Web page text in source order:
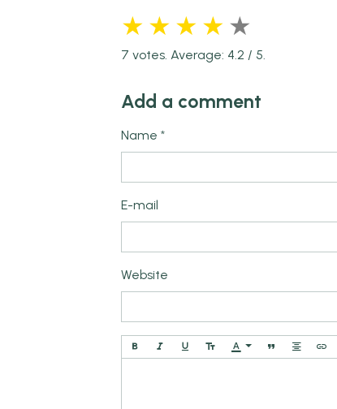
★ ★ ★ ★ ★
7 votes. Average: 4.2 / 5.
Add a comment
Name
E-mail
Website